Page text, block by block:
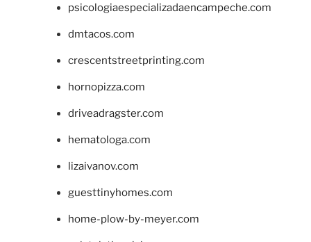
psicologiaespecializadaencampeche.com
dmtacos.com
crescentstreetprinting.com
hornopizza.com
driveadragster.com
hematologa.com
lizaivanov.com
guesttinyhomes.com
home-plow-by-meyer.com